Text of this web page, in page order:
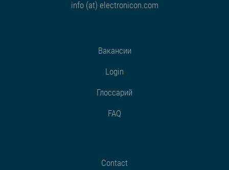
info (at) electronicon.com
Вакансии
Login
Глоссарий
FAQ
Contact